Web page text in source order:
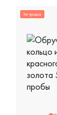
Хит продаж